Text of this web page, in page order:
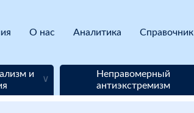
О нас Аналитика Справочник
и
Неправомерный
антиэкстремизм